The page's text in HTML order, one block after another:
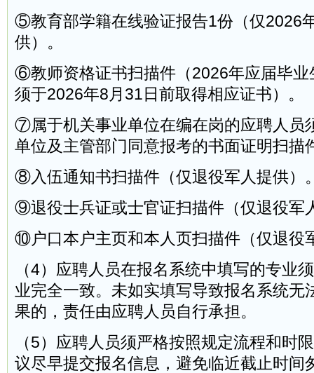
⑤教育部学籍在线验证报告1份（仅2026
供）。
⑥教师资格证书扫描件（2026年应届毕业
须于2026年8月31日前取得相应证书）。
⑦属于机关事业单位在编在岗的应聘人员
单位及主管部门同意报考的书面证明扫描
⑧入伍通知书扫描件（仅退役军人提供）
⑨退役士兵证或士官证扫描件（仅退役军
⑩户口本户主页和本人页扫描件（仅退役
（4）应聘人员在报名系统中填写的专业
业完全一致。未如实填写导致报名系统无
果的，责任由应聘人员自行承担。
（5）应聘人员须严格按照规定流程和时
议尽早提交报名信息，避免临近截止时间